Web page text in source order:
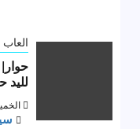
الخميس, 17